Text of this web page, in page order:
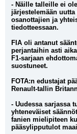
- Näille talleille ei
järjestelemään
osanottajien ja
tiedotteessaan.
FIA oli antanut
perjantaihin asti
F1-sarjaan
suostuneet.
FOTA:n edustajat
Renault-tallin
- Uudessa sarjassa
yhteneväiset
fanien mielipiteen
pääsylipputulot